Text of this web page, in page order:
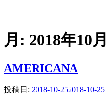
月: 2018年10月
AMERICANA
投稿日: 2018-10-252018-10-25